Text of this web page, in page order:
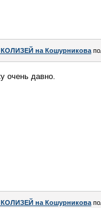
КОЛИЗЕЙ на Кошурникова
очень давно.
КОЛИЗЕЙ на Кошурникова